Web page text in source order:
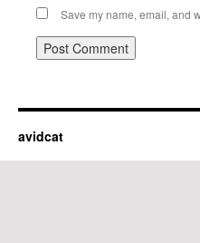
Save my name, email, and
avidcat